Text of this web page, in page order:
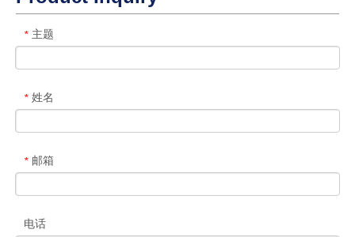
* 主题
* 姓名
* 邮箱
电话